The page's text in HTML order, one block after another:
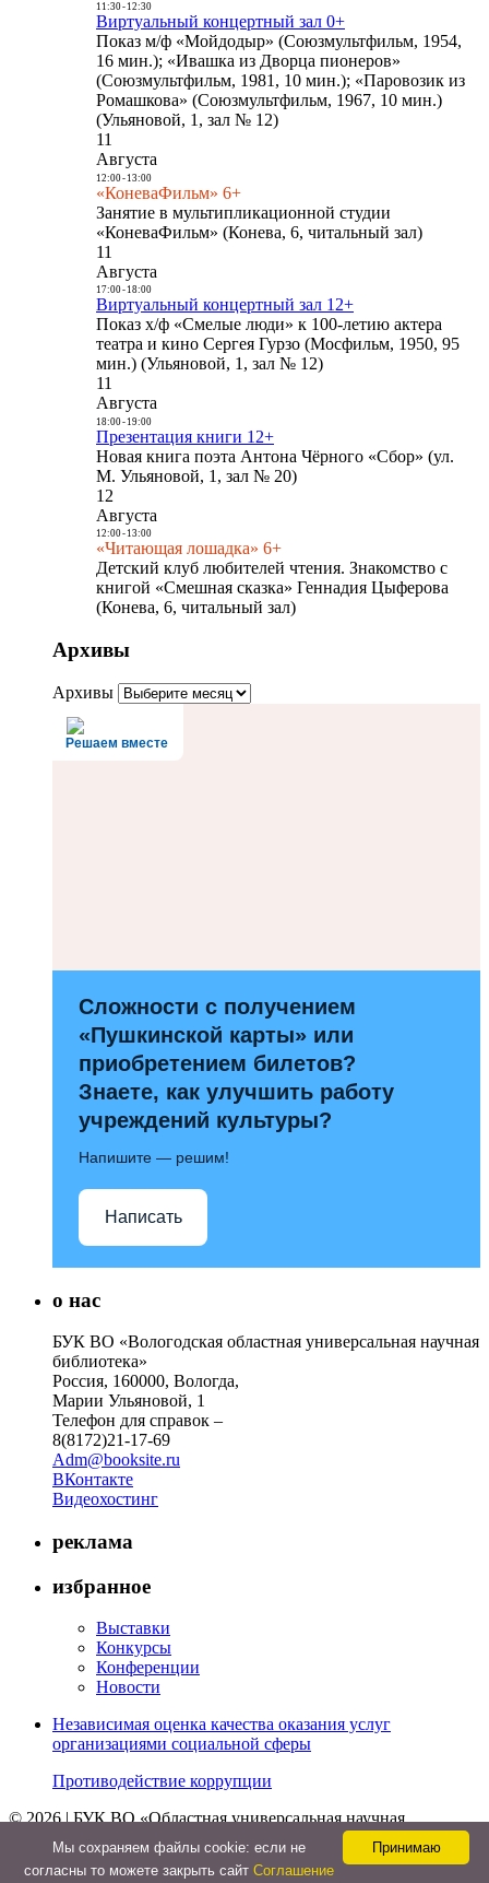
11:30- 12:30
Виртуальный концертный зал 0+
Показ м/ф «Мойдодыр» (Союзмультфильм, 1954,
16 мин.); «Ивашка из Дворца пионеров»
(Союзмультфильм, 1981, 10 мин.); «Паровозик из
Ромашкова» (Союзмультфильм, 1967, 10 мин.)
(Ульяновой, 1, зал № 12)
11
Августа
12:00- 13:00
«КоневаФильм» 6+
Занятие в мультипликационной студии
«КоневаФильм» (Конева, 6, читальный зал)
11
Августа
17:00- 18:00
Виртуальный концертный зал 12+
Показ х/ф «Смелые люди» к 100-летию актера
театра и кино Сергея Гурзо (Мосфильм, 1950, 95
мин.) (Ульяновой, 1, зал № 12)
11
Августа
18:00- 19:00
Презентация книги 12+
Новая книга поэта Антона Чёрного «Сбор» (ул.
М. Ульяновой, 1, зал № 20)
12
Августа
12:00- 13:00
«Читающая лошадка» 6+
Детский клуб любителей чтения. Знакомство с
книгой «Смешная сказка» Геннадия Цыферова
(Конева, 6, читальный зал)
Архивы
Архивы
Решаем вместе
Сложности с получением
«Пушкинской карты» или
приобретением билетов?
Знаете, как улучшить работу
учреждений культуры?
Напишите — решим!
Написать
о нас
БУК ВО «Вологодская областная универсальная научная
библиотека»
Россия, 160000, Вологда,
Марии Ульяновой, 1
Телефон для справок –
8(8172)21-17-69
Adm@booksite.ru
ВКонтакте
Видеохостинг
реклама
избранное
Выставки
Конкурсы
Конференции
Новости
Независимая оценка качества оказания услуг
организациями социальной сферы
Противодействие коррупции
© 2026 | БУК ВО «Областная универсальная научная
библиотека»
Принимаю
Мы cохраняем файлы cookie: если не
согласны то можете закрыть сайт Соглашение